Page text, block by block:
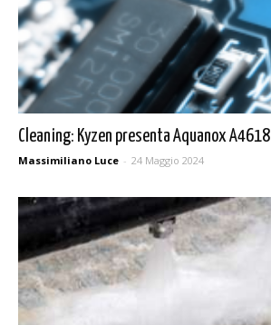
Cleaning: Kyzen presenta Aquanox A4618
Massimiliano Luce - 24 Maggio 2024